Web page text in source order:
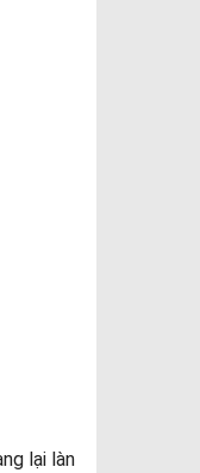
lại làn